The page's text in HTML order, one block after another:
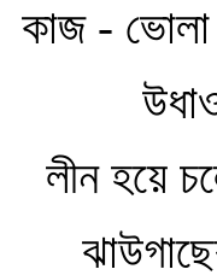
কাজ -
উধাও
লীন হয়ে
ঝাউগাছের